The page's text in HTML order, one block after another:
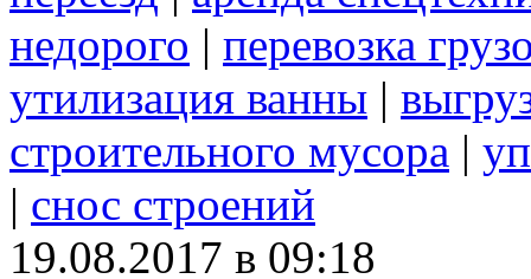
недорого | перевозка
утилизация ванны |
строительного мусора |
| снос строений
19.08.2017 в 09:18